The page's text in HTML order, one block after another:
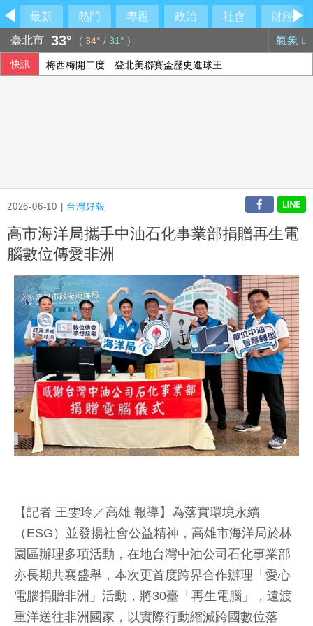
最新 熱門 專題 政治 社會
財經
臺北市 33° ( 34° / 31° ) 氣象
快訊 梅西梅開二度 登北美聯賽盃歷史進球王
2026-06-10 | 台灣好報
高市海洋局攜手中油石化事業部捐贈再生電
腦數位傳愛非洲
【記者 王雯玲／高雄 報導】為落實環境永續
（ESG）並發揚社會公益精神，高雄市海洋局於林
園區辦理多項活動，在地台灣中油公司石化事業部
亦長期共襄盛舉，本次更首度跨界合作辦理「愛心
電腦捐贈非洲」活動，將30臺「再生電腦」，遠渡
重洋送往非洲國家，以實際行動縮減跨國數位落